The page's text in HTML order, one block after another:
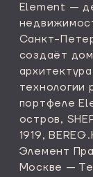
Element —
Санкт-
создаёт
технологии
портфеле
остров,
1919,
Элемент
Москве —
О
ПОДБОР ПО